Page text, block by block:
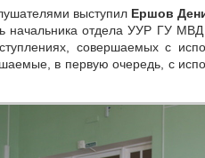
выступил Ершов
начальника отдела УУР ГУ
совершаемых с
в первую очередь, с